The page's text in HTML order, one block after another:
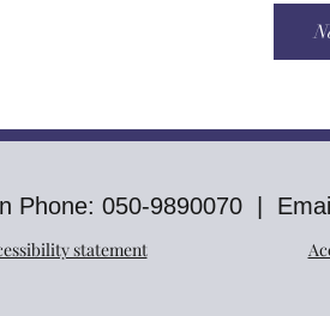
Phone: 050-9890070 |
statement